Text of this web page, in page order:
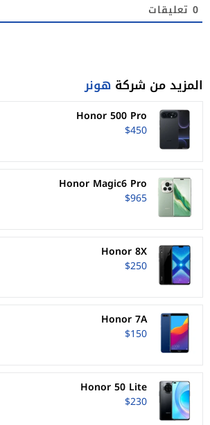
0 تعليقات
المزيد من شركة هونر
Honor 500 Pro
$450
Honor Magic6 Pro
$965
Honor 8X
$250
Honor 7A
$150
Honor 50 Lite
$230